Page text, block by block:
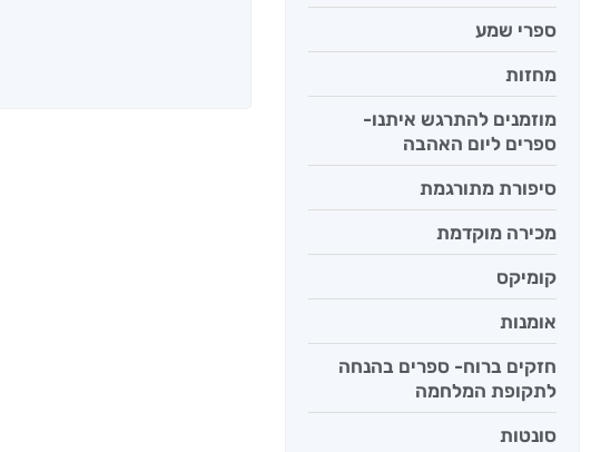
ספרי שמע
מחזות
מוזמנים להתרגש איתנו-
ספרים ליום האהבה
סיפורת מתורגמת
מכירה מוקדמת
קומיקס
אומנות
חזקים ברוח- ספרים בהנחה
לתקופת המלחמה
סונטות